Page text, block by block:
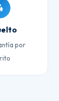
por